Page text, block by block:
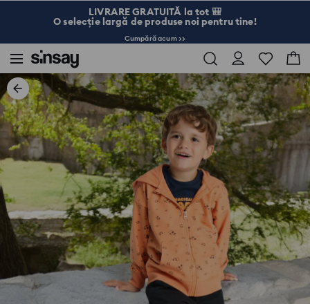
LIVRARE GRATUITĂ la tot 🎒
O selecție largă de produse noi pentru tine!
Cumpără acum >>